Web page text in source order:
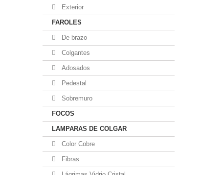
Exterior
FAROLES
De brazo
Colgantes
Adosados
Pedestal
Sobremuro
FOCOS
LAMPARAS DE COLGAR
Color Cobre
Fibras